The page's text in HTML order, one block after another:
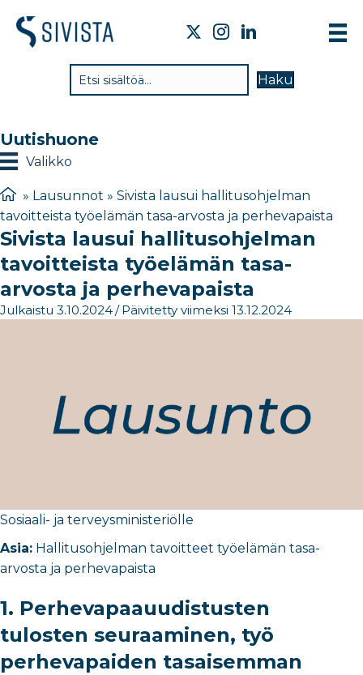
Haku
Uutishuone
Valikko
» Lausunnot » Sivista lausui hallitusohjelman
tavoitteista työelämän tasa-arvosta ja perhevapaista
Sivista lausui hallitusohjelman
tavoitteista työelämän tasa-
arvosta ja perhevapaista
Julkaistu 3.10.2024/ Päivitetty viimeksi 13.12.2024
Sosiaali- ja terveysministeriölle
Asia: Hallitusohjelman tavoitteet työelämän tasa-
arvosta ja perhevapaista
1. Perhevapaauudistusten
tulosten seuraaminen, työ
perhevapaiden tasaisemman